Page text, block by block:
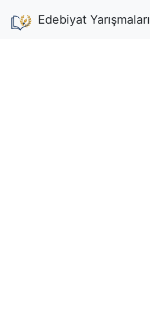
Edebiyat Yarışmaları